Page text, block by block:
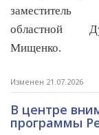
областной
Мищенко.
Изменен 21.07.2026
В центре
программы